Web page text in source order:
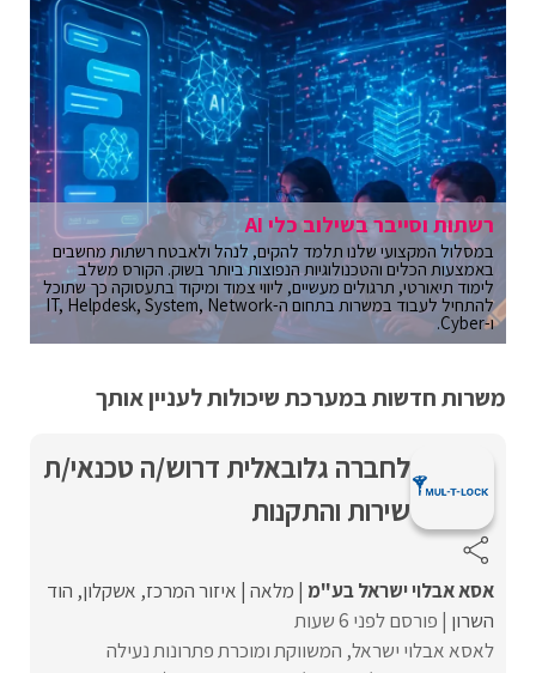
רשתות וסייבר בשילוב כלי AI
במסלול המקצועי שלנו תלמד להקים, לנהל ולאבטח רשתות מחשבים
באמצעות הכלים והטכנולוגיות הנפוצות ביותר בשוק. הקורס משלב
לימוד תיאורטי, תרגולים מעשיים, ליווי צמוד ומיקוד בתעסוקה כך שתוכל
להתחיל לעבוד במשרות בתחום ה-IT, Helpdesk, System, Network
ו-Cyber.
משרות חדשות במערכת שיכולות לעניין אותך
לחברה גלובאלית דרוש/ה טכנאי/ת
שירות והתקנות
אסא אבלוי ישראל בע"מ מלאה איזור המרכז אשקלון הוד
השרון פורסם לפני 6 שעות
לאסא אבלוי ישראל, המשווקת ומוכרת פתרונות נעילה